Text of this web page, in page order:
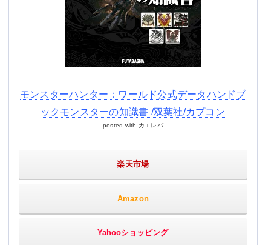
モンスターハンター：ワールド公式データハンドブ
ックモンスターの知識書 /双葉社/カプコン
posted with カエレバ
楽天市場
Amazon
Yahooショッピング